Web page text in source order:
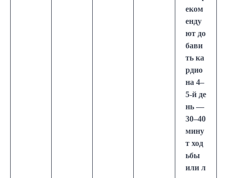
еком
енду
ют до
бави
ть ка
рдио
на 4–
5-й де
нь —
30–40
мину
т ход
ьбы
или л